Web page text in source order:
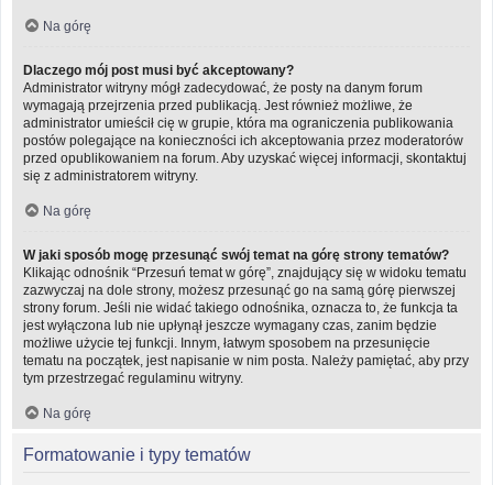
Na górę
Dlaczego mój post musi być akceptowany?
Administrator witryny mógł zadecydować, że posty na danym forum
wymagają przejrzenia przed publikacją. Jest również możliwe, że
administrator umieścił cię w grupie, która ma ograniczenia publikowania
postów polegające na konieczności ich akceptowania przez moderatorów
przed opublikowaniem na forum. Aby uzyskać więcej informacji, skontaktuj
się z administratorem witryny.
Na górę
W jaki sposób mogę przesunąć swój temat na górę strony tematów?
Klikając odnośnik “Przesuń temat w górę”, znajdujący się w widoku tematu
zazwyczaj na dole strony, możesz przesunąć go na samą górę pierwszej
strony forum. Jeśli nie widać takiego odnośnika, oznacza to, że funkcja ta
jest wyłączona lub nie upłynął jeszcze wymagany czas, zanim będzie
możliwe użycie tej funkcji. Innym, łatwym sposobem na przesunięcie
tematu na początek, jest napisanie w nim posta. Należy pamiętać, aby przy
tym przestrzegać regulaminu witryny.
Na górę
Formatowanie i typy tematów